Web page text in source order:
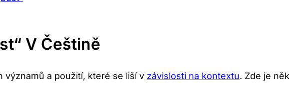
V Češtině
významů a použití, které se liší v závislosti na kontextu. Zde je